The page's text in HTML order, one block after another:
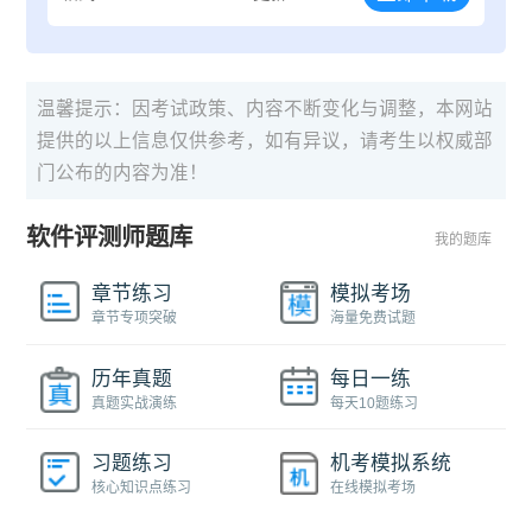
温馨提示：因考试政策、内容不断变化与调整，本网站
提供的以上信息仅供参考，如有异议，请考生以权威部
门公布的内容为准！
软件评测师题库 我的题库
章节练习
章节专项突破
模拟考场
海量免费试题
历年真题
真题实战演练
每日一练
每天10题练习
习题练习
核心知识点练习
机考模拟系统
在线模拟考场